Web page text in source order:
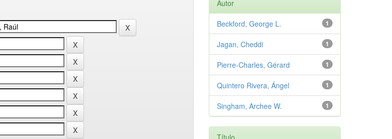
Autor
1
Beckford, George L.
1
Jagan, Cheddi
1
Pierre-Charles, Gérard
1
Quintero Rivera, Ángel
1
Singham, Archee W.
Título